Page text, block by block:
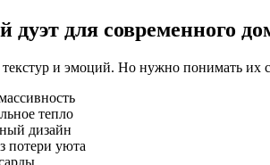
для современного
текстур и эмоций. Но нужно понимать их
тепло
дизайн
потери уюта